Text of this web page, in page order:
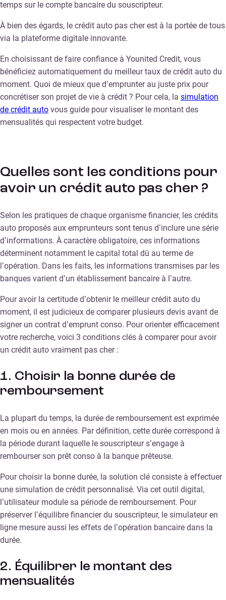
temps sur le compte bancaire du souscripteur.
À bien des égards, le crédit auto pas cher est à la portée de tous
via la plateforme digitale innovante.
En choisissant de faire confiance à Younited Credit, vous
bénéficiez automatiquement du meilleur taux de crédit auto du
moment. Quoi de mieux que d’emprunter au juste prix pour
concrétiser son projet de vie à crédit ? Pour cela, la simulation
de crédit auto vous guide pour visualiser le montant des
mensualités qui respectent votre budget.
Quelles sont les conditions pour
avoir un crédit auto pas cher ?
Selon les pratiques de chaque organisme financier, les crédits
auto proposés aux emprunteurs sont tenus d’inclure une série
d’informations. À caractère obligatoire, ces informations
déterminent notamment le capital total dû au terme de
l’opération. Dans les faits, les informations transmises par les
banques varient d’un établissement bancaire à l’autre.
Pour avoir la certitude d’obtenir le meilleur crédit auto du
moment, il est judicieux de comparer plusieurs devis avant de
signer un contrat d’emprunt conso. Pour orienter efficacement
votre recherche, voici 3 conditions clés à comparer pour avoir
un crédit auto vraiment pas cher :
1. Choisir la bonne durée de
remboursement
La plupart du temps, la durée de remboursement est exprimée
en mois ou en années. Par définition, cette durée correspond à
la période durant laquelle le souscripteur s’engage à
rembourser son prêt conso à la banque prêteuse.
Pour choisir la bonne durée, la solution clé consiste à effectuer
une simulation de crédit personnalisé. Via cet outil digital,
l’utilisateur module sa période de remboursement. Pour
préserver l’équilibre financier du souscripteur, le simulateur en
ligne mesure aussi les effets de l’opération bancaire dans la
durée.
2. Équilibrer le montant des
mensualités